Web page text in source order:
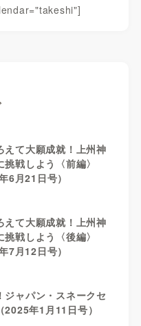
えて大願成就！上州神
挑戦しよう〈前編〉
6月21日号）
えて大願成就！上州神
挑戦しよう〈後編〉
7月12日号）
ジャパン・スネークセ
2025年1月11日号）